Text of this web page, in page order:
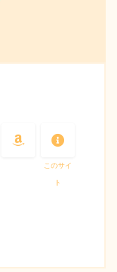
このサイ
ト